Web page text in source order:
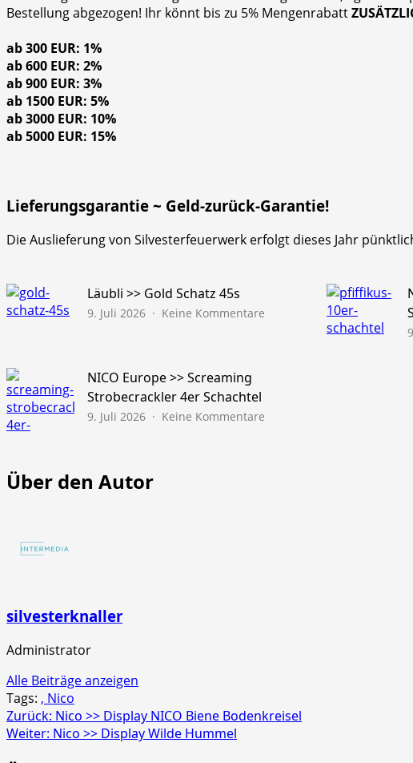
Bestellung abgezogen! Ihr könnt bis zu 5% Mengenrabatt
ab 300 EUR: 1%
ab 600 EUR: 2%
ab 900 EUR: 3%
ab 1500 EUR: 5%
ab 3000 EUR: 10%
ab 5000 EUR: 15%
Lieferungsgarantie ~ Geld-zurück-Garantie!
Die Auslieferung von Silvesterfeuerwerk erfolgt dieses Jahr
Läubli >> Gold Schatz 45s
9. Juli 2026 Keine Kommentare
NICO Europe >> Screaming
Strobecrackler 4er Schachtel
9. Juli 2026 Keine Kommentare
Über den Autor
silvesterknaller
Administrator
Alle Beiträge anzeigen
Tags: , Nico
Beitragsnavigation
Zurück: Nico >> Display NICO Biene Bodenkreisel
Weiter: Nico >> Display Wilde Hummel